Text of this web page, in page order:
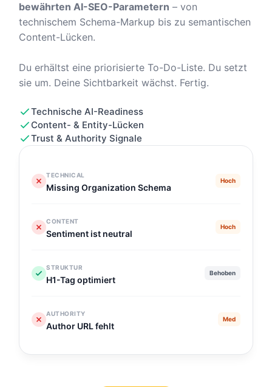
bewährten AI-SEO-Parametern – von
technischem Schema-Markup bis zu semantischen
Content-Lücken.
Du erhältst eine priorisierte To-Do-Liste. Du setzt
sie um. Deine Sichtbarkeit wächst. Fertig.
Technische AI-Readiness
Content- & Entity-Lücken
Trust & Authority Signale
TECHNICAL
Missing Organization Schema
Hoch
CONTENT
Sentiment ist neutral
Hoch
STRUKTUR
H1-Tag optimiert
Behoben
AUTHORITY
Author URL fehlt
Med